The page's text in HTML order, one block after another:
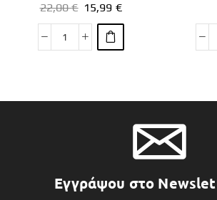
22,00€ 15,99 €
Εγγράψου στο